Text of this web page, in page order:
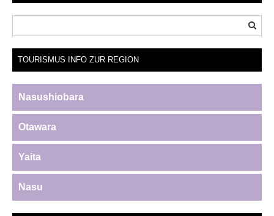
TOURISMUS INFO ZUR REGION
Nasushiobara
Otawara
Yaita
Nasu